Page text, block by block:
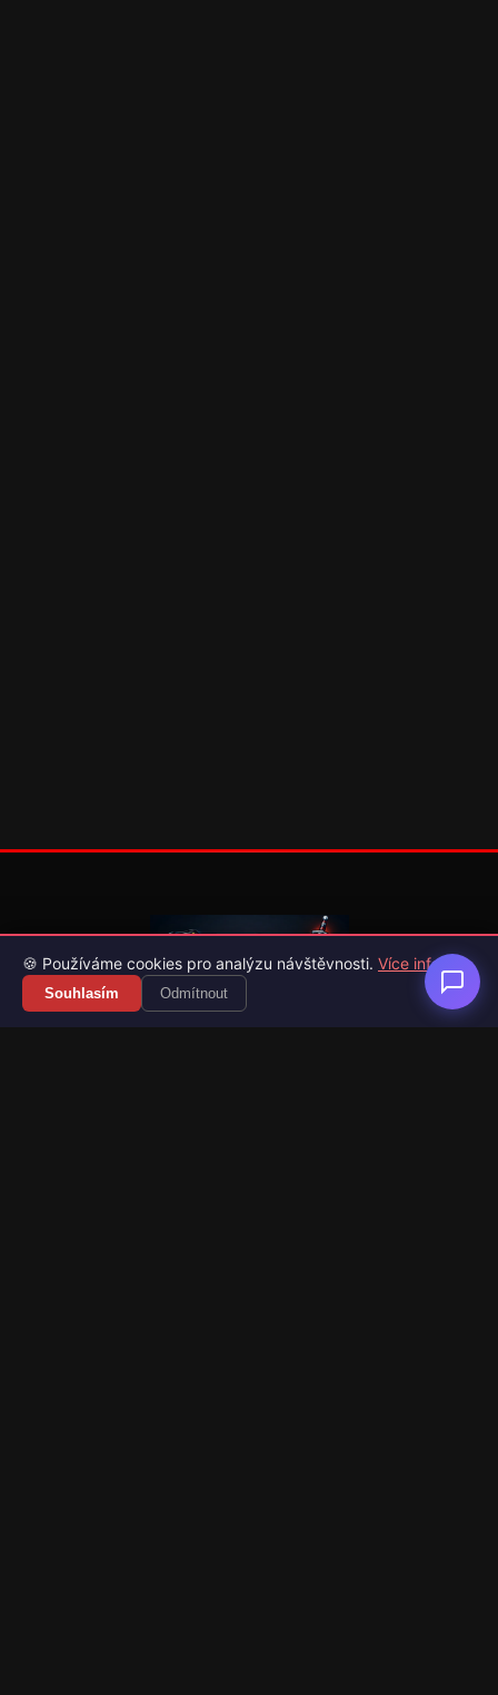
Váš průvodce světem videoher. Novinky, recenze a česko-
slovenské překlady her.
🍪 Používáme cookies pro analýzu návštěvnosti. Více info
Souhlasím Odmítnout